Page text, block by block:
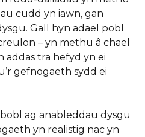
cudd yn iawn, gan
Gall hyn adael pobl
– yn methu â chael
addas tra hefyd yn ei
gefnogaeth sydd ei
ag anableddau dysgu
yn realistig nac yn